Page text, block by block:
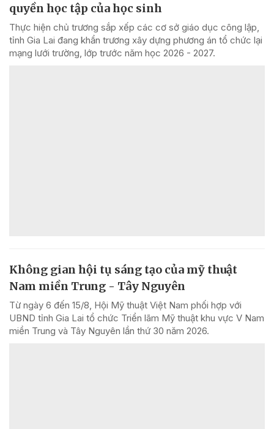
quyền học tập của học sinh
Thực hiện chủ trương sắp xếp các cơ sở giáo dục công lập,
tỉnh Gia Lai đang khẩn trương xây dựng phương án tổ chức lại
mạng lưới trường, lớp trước năm học 2026 - 2027.
Không gian hội tụ sáng tạo của mỹ thuật
Nam miền Trung - Tây Nguyên
Từ ngày 6 đến 15/8, Hội Mỹ thuật Việt Nam phối hợp với
UBND tỉnh Gia Lai tổ chức Triển lãm Mỹ thuật khu vực V Nam
miền Trung và Tây Nguyên lần thứ 30 năm 2026.